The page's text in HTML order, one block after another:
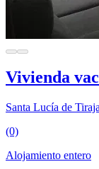
Vivienda
Santa Lucía de
(0)
Alojamiento entero